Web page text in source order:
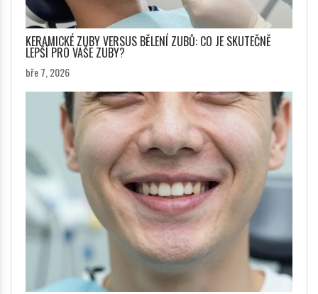
KERAMICKÉ ZUBY VERSUS BĚLENÍ ZUBŮ: CO JE SKUTEČNĚ
LEPŠÍ PRO VAŠE ZUBY?
bře 7, 2026